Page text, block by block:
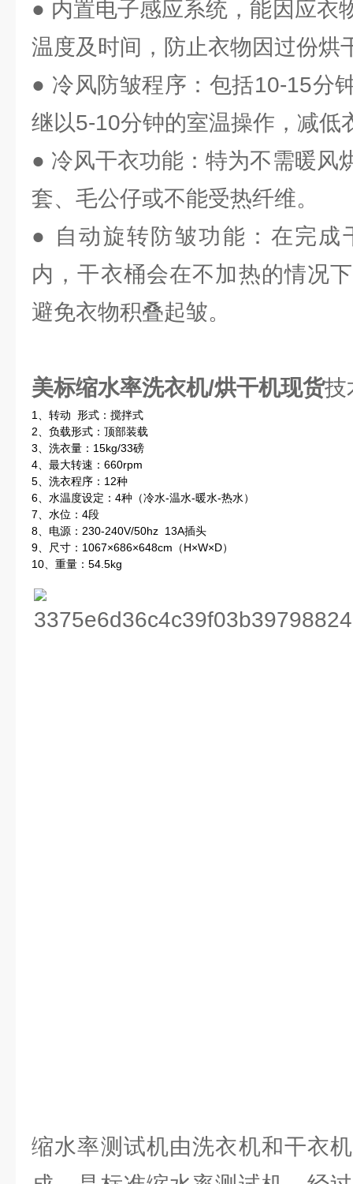
● 内置电子感应系统，能因应衣
温度及时间，防止衣物因过份烘
● 冷风防皱程序：包括10-15分
继以5-10分钟的室温操作，减低
● 冷风干衣功能：特为不需暖风
套、毛公仔或不能受热纤维。
● 自动旋转防皱功能：在完成
内，干衣桶会在不加热的情况
避免衣物积叠起皱。
美标缩水率洗衣机/烘干机现货技
1、转动 形式：搅拌式
2、负载形式：顶部装载
3、洗衣量：15kg/33磅
4、最大转速：660rpm
5、洗衣程序：12种
6、水温度设定：4种（冷水-温水-暖水-热水）
7、水位：4段
8、电源：230-240V/50hz 13A插头
9、尺寸：1067×686×648cm（H×W×D）
10、重量：54.5kg
缩水率测试机由洗衣机和干衣